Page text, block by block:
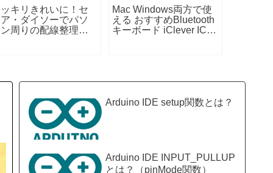
キリきれいに！セ
・ダイソーでパソ
周りの配線整理お
Mac Windows両方で使
える おすすめBluetooth
キーボード iClever IC-
Arduino IDE setup関数とは？
Arduino IDE INPUT_PULLUP
とは？（pinMode関数）